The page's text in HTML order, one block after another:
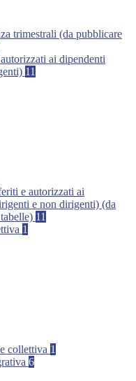
trimestrali (da pubblicare
ai dipendenti
11
e autorizzati ai
e non dirigenti) (da
11
1
collettiva 1
6